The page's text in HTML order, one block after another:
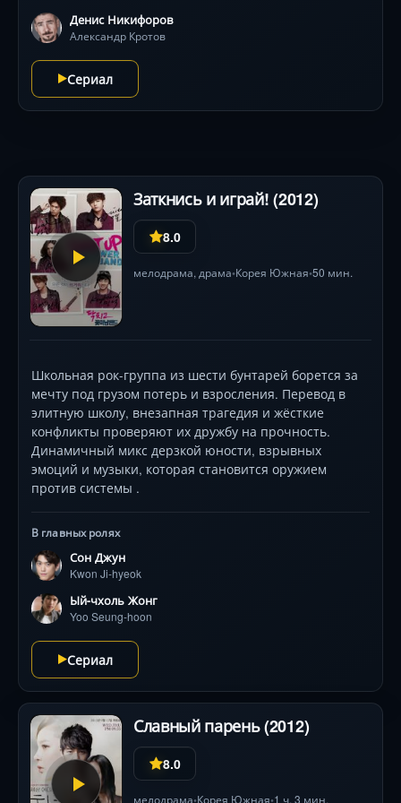
полков, и будет этот рассказ…
Денис Никифоров
Александр Кротов
Сериал
Заткнись и играй! (2012)
8.0
мелодрама, драма•Корея Южная•50 мин.
Школьная рок-группа из шести бунтарей борется за
мечту под грузом потерь и взросления. Перевод в
элитную школу, внезапная трагедия и жёсткие
конфликты проверяют их дружбу на прочность.
Динамичный микс дерзкой юности, взрывных
эмоций и музыки, которая становится оружием
против системы .
В главных ролях
Сон Джун
Kwon Ji-hyeok
Ый-чхоль Жонг
Yoo Seung-hoon
Сериал
Славный парень (2012)
8.0
мелодрама•Корея Южная•1 ч. 3 мин.